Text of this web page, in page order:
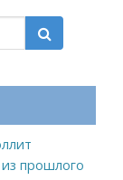
прошлого